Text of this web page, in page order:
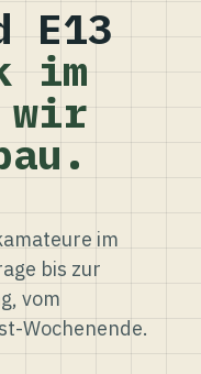
E13
im
im
bis zur
vom
Wochenende.